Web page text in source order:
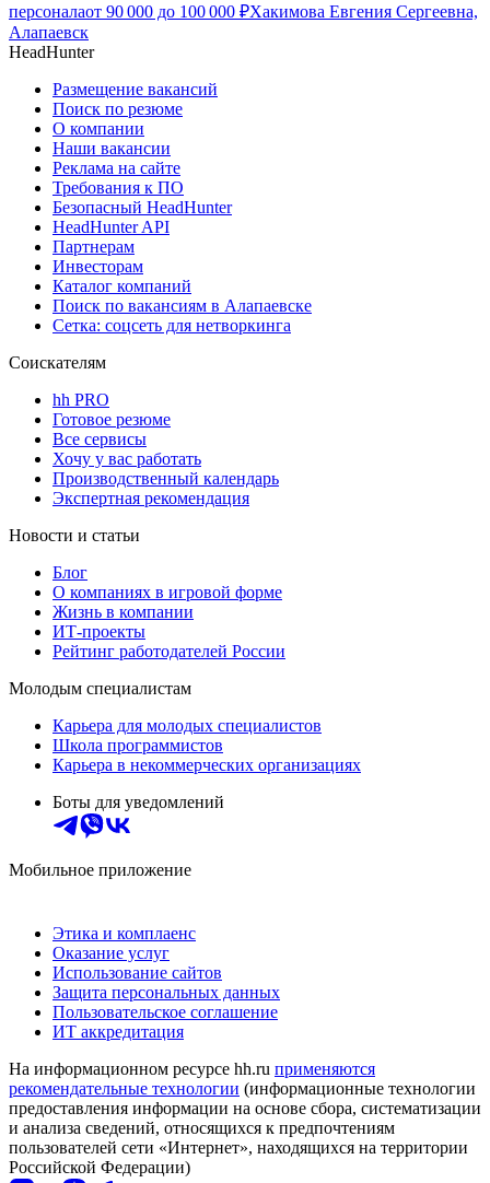
персоналаот 90 000 до 100 000 ₽Хакимова Евгения Сергеевна,
Алапаевск
HeadHunter
Размещение вакансий
Поиск по резюме
О компании
Наши вакансии
Реклама на сайте
Требования к ПО
Безопасный HeadHunter
HeadHunter API
Партнерам
Инвесторам
Каталог компаний
Поиск по вакансиям в Алапаевске
Сетка: соцсеть для нетворкинга
Соискателям
hh PRO
Готовое резюме
Все сервисы
Хочу у вас работать
Производственный календарь
Экспертная рекомендация
Новости и статьи
Блог
О компаниях в игровой форме
Жизнь в компании
ИТ-проекты
Рейтинг работодателей России
Молодым специалистам
Карьера для молодых специалистов
Школа программистов
Карьера в некоммерческих организациях
Боты для уведомлений
Мобильное приложение
Этика и комплаенс
Оказание услуг
Использование сайтов
Защита персональных данных
Пользовательское соглашение
ИТ аккредитация
На информационном ресурсе hh.ru применяются
рекомендательные технологии (информационные технологии
предоставления информации на основе сбора, систематизации
и анализа сведений, относящихся к предпочтениям
пользователей сети «Интернет», находящихся на территории
Российской Федерации)